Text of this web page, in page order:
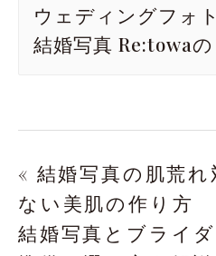
ウェディングフォ
結婚写真 Re:towa
« 結婚写真の肌荒
ない美肌の作り方
結婚写真とブライ